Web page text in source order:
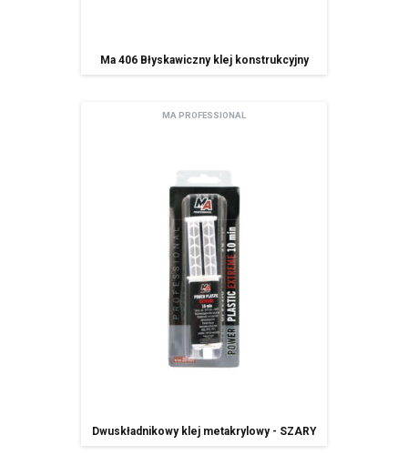
Ma 406 Błyskawiczny klej konstrukcyjny
MA PROFESSIONAL
Dwuskładnikowy klej metakrylowy - SZARY